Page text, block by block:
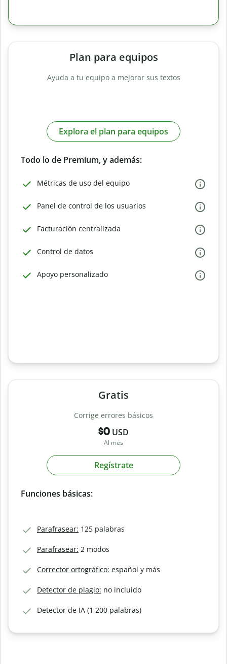
Plan para equipos
Ayuda a tu equipo a mejorar sus textos
Explora el plan para equipos
Todo lo de Premium, y además:
Métricas de uso del equipo
Panel de control de los usuarios
Facturación centralizada
Control de datos
Apoyo personalizado
Gratis
Corrige errores básicos
$0 USD
Al mes
Regístrate
Funciones básicas:
Parafrasear: 125 palabras
Parafrasear: 2 modos
Corrector ortográfico: español y más
Detector de plagio: no incluido
Detector de IA (1,200 palabras)